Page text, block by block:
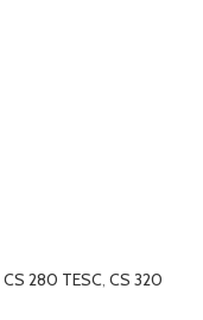
CS 280 TESC, CS 320